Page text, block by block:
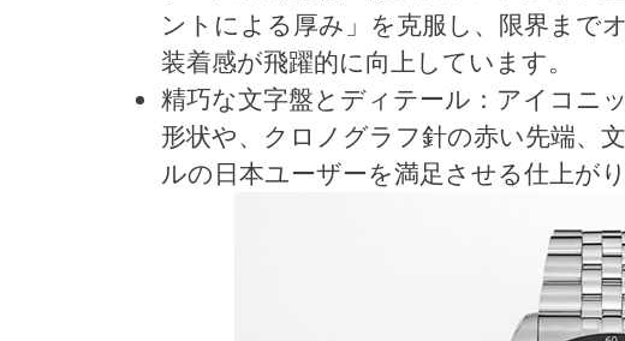
ントによる厚み」を克服し、限界まで
装着感が飛躍的に向上しています。
精巧な文字盤とディテール：アイコニ
形状や、クロノグラフ針の赤い先端、
ルの日本ユーザーを満足させる仕上が